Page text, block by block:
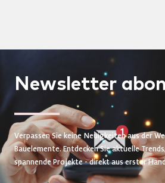
Newsletter
Verpassen Sie keine Neuigkeiten aus der
Bauelemente. Entdecken Sie aktuelle
spannende Projekte - direkt aus erster